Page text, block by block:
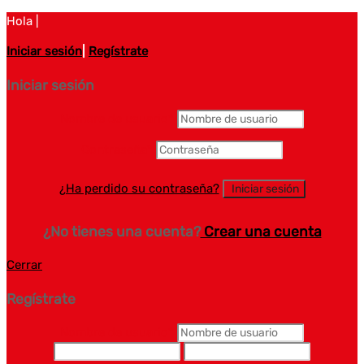
Hola |
Iniciar sesión Regístrate
Iniciar sesión
¿Ha perdido su contraseña?
¿No tienes una cuenta?Crear una cuenta
Cerrar
Regístrate